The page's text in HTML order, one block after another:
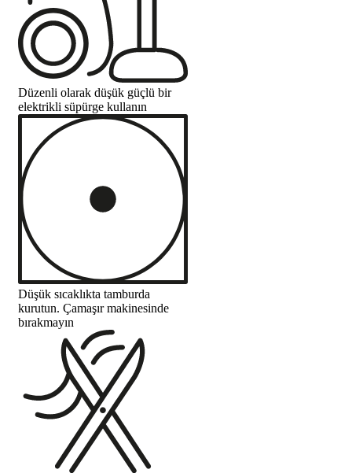
Düzenli olarak düşük güçlü bir
elektrikli süpürge kullanın
Düşük sıcaklıkta tamburda
kurutun. Çamaşır makinesinde
bırakmayın